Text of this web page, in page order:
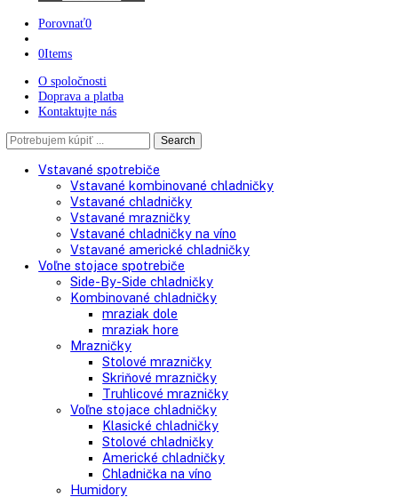
Gastrozóna
Porovnať 0
0Items
O spoločnosti
Kontaktujte nás
Search
Vstavané spotrebiče
Vstavané kombinované chladničky
Vstavané chladničky
Vstavané mrazničky
Vstavané chladničky na víno
Vstavané americké chladničky
Voľne stojace spotrebiče
Side-By-Side chladničky
Kombinované chladničky
mraziak dole
mraziak hore
Mrazničky
Stolové mrazničky
Skriňové mrazničky
Truhlicové mrazničky